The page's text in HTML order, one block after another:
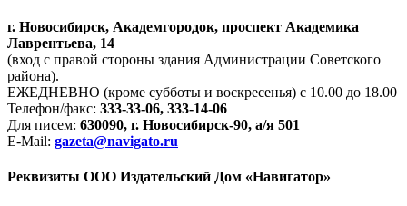
г. Новосибирск, Академгородок, проспект Академика
Лаврентьева, 14
(вход с правой стороны здания Администрации Советского
района).
ЕЖЕДНЕВНО (кроме субботы и воскресенья) с 10.00 до 18.00
Телефон/факс: 333-33-06, 333-14-06
Для писем: 630090, г. Новосибирск-90, а/я 501
E-Mail: gazeta@navigato.ru
Реквизиты ООО Издательский Дом «Навигатор»